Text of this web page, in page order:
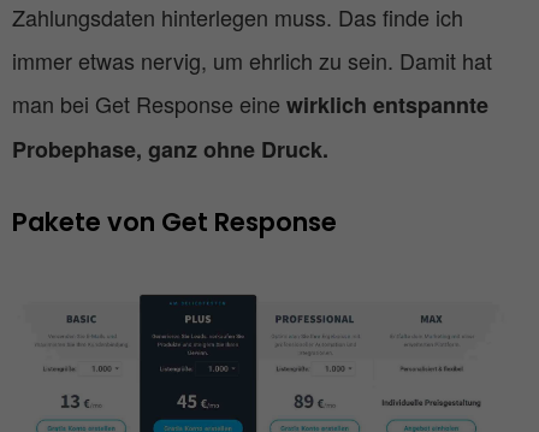
Zahlungsdaten hinterlegen muss. Das finde ich
immer etwas nervig, um ehrlich zu sein. Damit hat
man bei Get Response eine wirklich entspannte
Probephase, ganz ohne Druck.
Pakete von Get Response